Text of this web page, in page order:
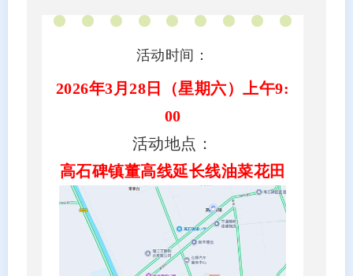
活动时间：
2026年3月28日（星期六）上午9:
00
活动地点：
高石碑镇董高线延长线油菜花田